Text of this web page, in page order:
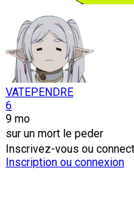
VATEPENDRE
6
9 mo
sur un mort le peder
Inscrivez-vous ou
Inscription ou connexion